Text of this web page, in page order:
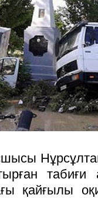
қайғылы